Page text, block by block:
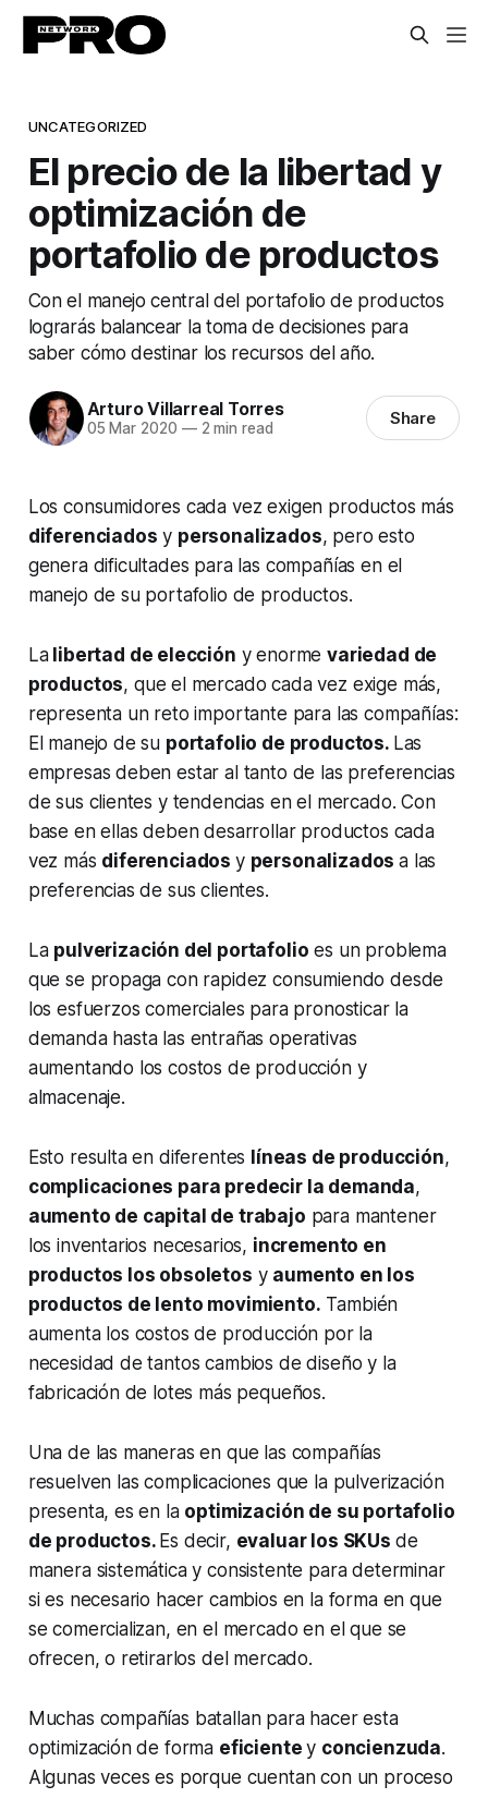
UNCATEGORIZED
El precio de la libertad y
optimización de
portafolio de productos
Con el manejo central del portafolio de productos
lograrás balancear la toma de decisiones para
saber cómo destinar los recursos del año.
Arturo Villarreal Torres
05 Mar 2020 —2 min read Share
Los consumidores cada vez exigen productos más
diferenciados y personalizados, pero esto
genera dificultades para las compañías en el
manejo de su portafolio de productos.
Lalibertad de elección y enormevariedad de
productos, que el mercado cada vez exige más,
representa un reto importante para las compañías:
El manejo de su portafolio de productos. Las
empresas deben estar al tanto de las preferencias
de sus clientes y tendencias en el mercado. Con
base en ellas deben desarrollar productos cada
vez más diferenciados y personalizadosa las
preferencias de sus clientes.
La pulverización del portafolio es un problema
que se propaga con rapidez consumiendo desde
los esfuerzos comerciales para pronosticar la
demanda hasta las entrañas operativas
aumentando los costos de producción y
almacenaje.
Esto resulta en diferentes líneas de producción,
complicaciones para predecir la demanda,
aumento de capital de trabajo para mantener
los inventarios necesarios, incremento en
productos los obsoletos y aumento en los
productos de lento movimiento. También
aumenta los costos de producción por la
necesidad de tantos cambios de diseño y la
fabricación de lotes más pequeños.
Una de las maneras en que las compañías
resuelven las complicaciones que la pulverización
presenta, es en la optimización de su portafolio
de productos. Es decir, evaluar los SKUs de
manera sistemática y consistente para determinar
si es necesario hacer cambios en la forma en que
se comercializan, en el mercado en el que se
ofrecen, o retirarlos del mercado.
Muchas compañías batallan para hacer esta
optimización de forma eficientey concienzuda.
Algunas veces es porque cuentan con un proceso